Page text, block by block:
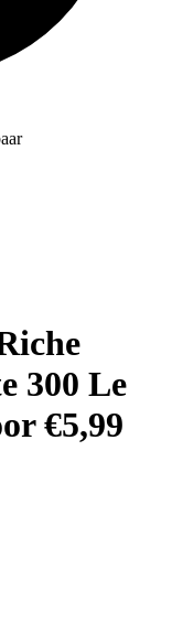
300 Le
€5,99